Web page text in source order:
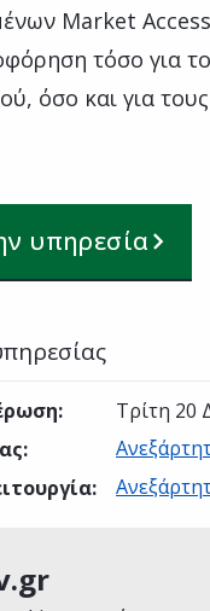
Market
τόσο για
όσο και για
υπηρεσία
:
Τρίτη 20
:
:
αυτή η σελίδα;